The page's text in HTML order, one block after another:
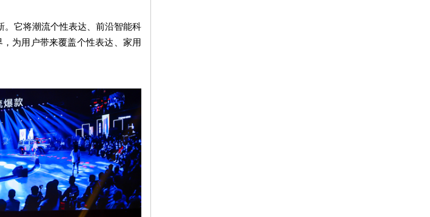
。它将潮流个性表达、前沿智能科
，为用户带来覆盖个性表达、家用